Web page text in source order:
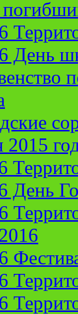
День
2015
День